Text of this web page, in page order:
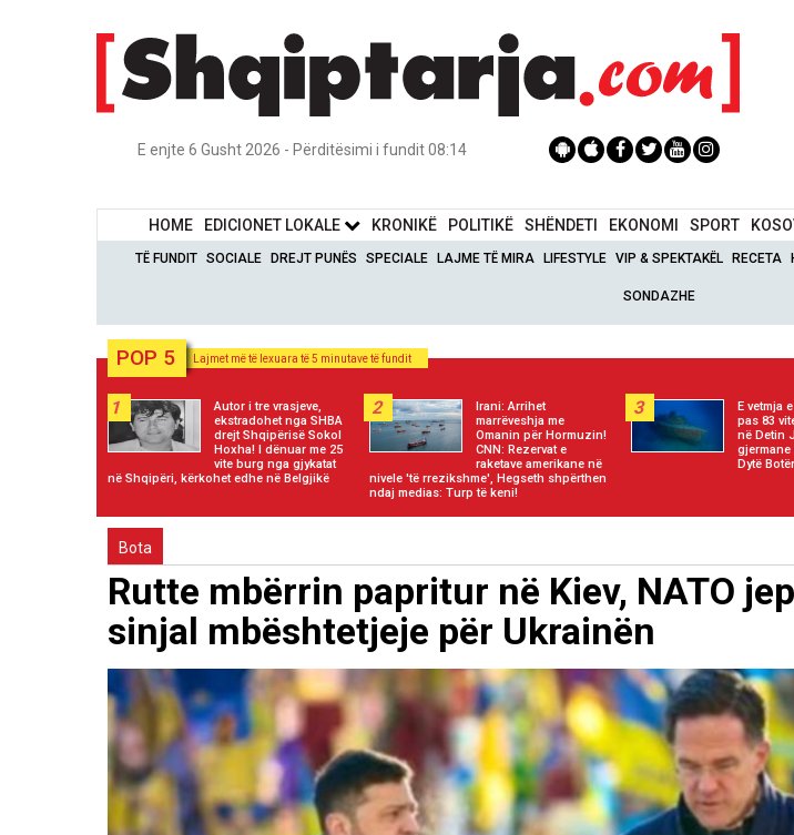
E enjte 6 Gusht 2026 - Përditësimi i fundit 08:14
HOME EDICIONET LOKALE KRONIKË POLITIKË SHËNDETI EKONOMI SPORT
TË FUNDIT SOCIALE DREJT PUNËS SPECIALE LAJME TË MIRA LIFESTYLE VIP & SPEKTAKËL RECETA
SONDAZHE
POP 5 Lajmet më të lexuara të 5 minutave të fundit
1
Autor i tre vrasjeve,
ekstradohet nga SHBA
drejt Shqipërisë Sokol
Hoxha! I dënuar me 25
vite burg nga gjykatat
në Shqipëri, kërkohet edhe në Belgjikë
2
Irani: Arrihet
marrëveshja me
Omanin për Hormuzin!
CNN: Rezervat e
raketave amerikane në
nivele 'të rrezikshme', Hegseth shpërthen
ndaj medias: Turp të keni!
3
E vetmja
pas 83
në Detin
gjermane
Dytë
Bota
Rutte mbërrin papritur në Kiev, NATO
sinjal mbështetjeje për Ukrainën